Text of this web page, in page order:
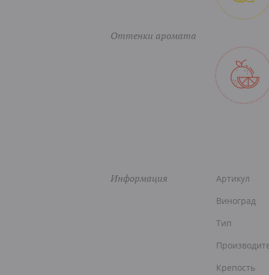
Оттенки аромата
Информация Артикул
Виноград
Тип
Крепость